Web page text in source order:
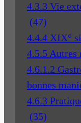
4.3.3 Vie
(47)
4.4.4 XIX°
4.5.5 Autres
4.6.1.2
bonnes
4.6.3
(35)